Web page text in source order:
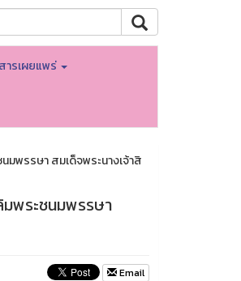
ารเผยแพร่
มพรรษา สมเด็จพระนางเจ้าสิ
มพระชนมพรรษา
Email